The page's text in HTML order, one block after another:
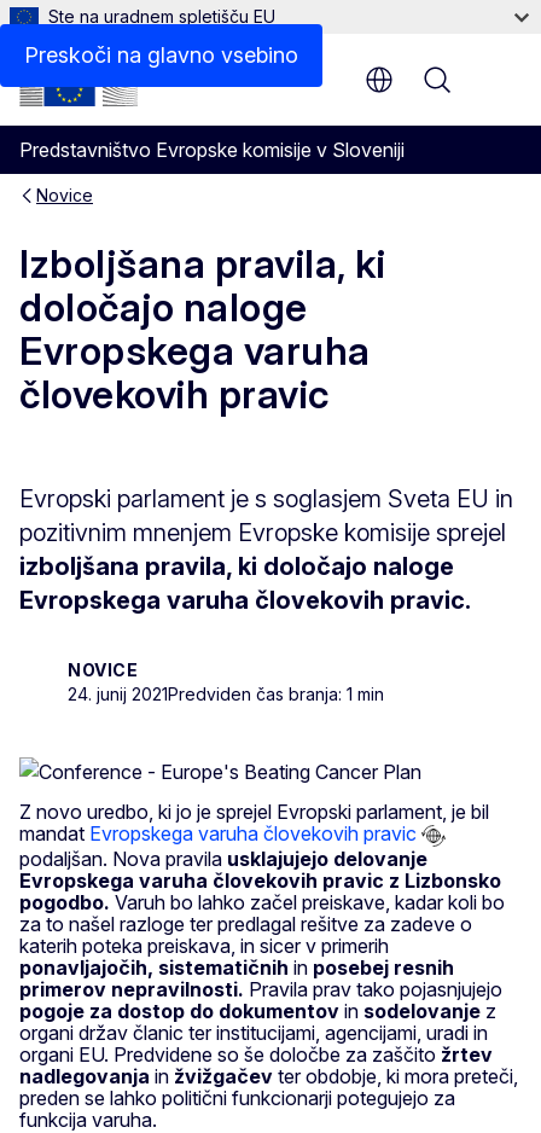
Preskoči na glavno vsebino
Ste na uradnem spletišču EU
Predstavništvo Evropske komisije v Sloveniji
Menu
Novice
Izboljšana pravila, ki
določajo naloge
Evropskega varuha
človekovih pravic
Evropski parlament je s soglasjem Sveta EU in
pozitivnim mnenjem Evropske komisije sprejel
izboljšana pravila, ki določajo naloge
Evropskega varuha človekovih pravic.
NOVICE
24. junij 2021Predviden čas branja: 1 min
Z novo uredbo, ki jo je sprejel Evropski parlament, je bil
mandat Evropskega varuha človekovih pravic
podaljšan. Nova pravila usklajujejo delovanje
Evropskega varuha človekovih pravic z Lizbonsko
pogodbo. Varuh bo lahko začel preiskave, kadar koli bo
za to našel razloge ter predlagal rešitve za zadeve o
katerih poteka preiskava, in sicer v primerih
ponavljajočih, sistematičnih in posebej resnih
primerov nepravilnosti. Pravila prav tako pojasnjujejo
pogoje za dostop do dokumentov in sodelovanje z
organi držav članic ter institucijami, agencijami, uradi in
organi EU. Predvidene so še določbe za zaščito žrtev
nadlegovanja in žvižgačev ter obdobje, ki mora preteči,
preden se lahko politični funkcionarji potegujejo za
funkcija varuha.